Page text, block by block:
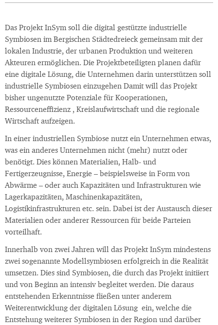
Das Projekt InSym soll die digital gestützte industrielle
Symbiosen im Bergischen Städtedreieck gemeinsam mit der
lokalen Industrie, der urbanen Produktion und weiteren
Akteuren ermöglichen. Die Projektbeteiligten planen dafür
eine digitale Lösung, die Unternehmen darin unterstützen soll
industrielle Symbiosen einzugehen Damit will das Projekt
bisher ungenutzte Potenziale für Kooperationen,
Ressourceneffizienz , Kreislaufwirtschaft und die regionale
Wirtschaft aufzeigen.
In einer industriellen Symbiose nutzt ein Unternehmen etwas,
was ein anderes Unternehmen nicht (mehr) nutzt oder
benötigt. Dies können Materialien, Halb- und
Fertigerzeugnisse, Energie – beispielsweise in Form von
Abwärme – oder auch Kapazitäten und Infrastrukturen wie
Lagerkapazitäten, Maschinenkapazitäten,
Logistikinfrastrukturen etc. sein. Dabei ist der Austausch dieser
Materialien oder anderer Ressourcen für beide Parteien
vorteilhaft.
Innerhalb von zwei Jahren will das Projekt InSym mindestens
zwei sogenannte Modellsymbiosen erfolgreich in die Realität
umsetzen. Dies sind Symbiosen, die durch das Projekt initiiert
und von Beginn an intensiv begleitet werden. Die daraus
entstehenden Erkenntnisse fließen unter anderem
Weiterentwicklung der digitalen Lösung ein, welche die
Entstehung weiterer Symbiosen in der Region und darüber